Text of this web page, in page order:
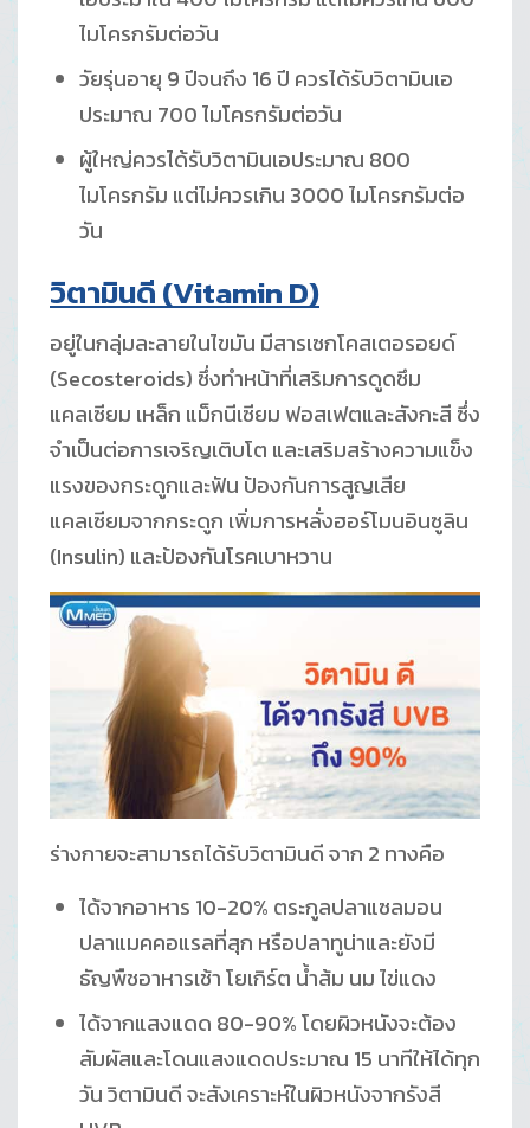
ไมโครกรัมต่อวัน
วัยรุ่นอายุ 9 ปีจนถึง 16 ปี ควรได้รับวิตามินเอ
ประมาณ 700 ไมโครกรัมต่อวัน
ผู้ใหญ่ควรได้รับวิตามินเอประมาณ 800
ไมโครกรัม แต่ไม่ควรเกิน 3000 ไมโครกรัมต่อ
วัน
วิตามินดี(Vitamin D)
อยู่ในกลุ่มละลายในไขมัน มีสารเซกโคสเตอรอยด์
(Secosteroids) ซึ่งทำหน้าที่เสริมการดูดซึม
แคลเซียม เหล็ก แม็กนีเซียม ฟอสเฟตและสังกะสี ซึ่ง
จำเป็นต่อการเจริญเติบโต และเสริมสร้างความแข็ง
แรงของกระดูกและฟัน ป้องกันการสูญเสีย
แคลเซียมจากกระดูก เพิ่มการหลั่งฮอร์โมนอินซูลิน
(Insulin) และป้องกันโรคเบาหวาน
ร่างกายจะสามารถได้รับวิตามินดี จาก 2 ทางคือ
ได้จากอาหาร 10-20% ตระกูลปลาแซลมอน
ปลาแมคคอแรลที่สุก หรือปลาทูน่าและยังมี
ธัญพืชอาหารเช้า โยเกิร์ต น้ำส้ม นม ไข่แดง
ได้จากแสงแดด 80-90% โดยผิวหนังจะต้อง
สัมผัสและโดนแสงแดดประมาณ 15 นาทีให้ได้ทุก
วัน วิตามินดี จะสังเคราะห์ในผิวหนังจากรังสี